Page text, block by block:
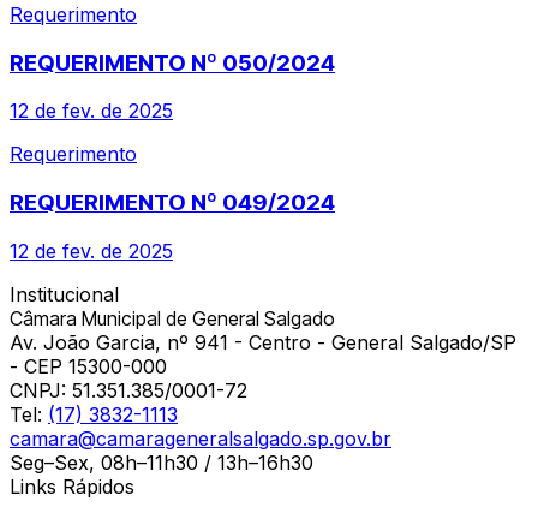
Requerimento
REQUERIMENTO Nº 050/2024
12 de fev. de 2025
Requerimento
REQUERIMENTO Nº 049/2024
12 de fev. de 2025
Institucional
Câmara Municipal de General Salgado
Av. João Garcia, nº 941 - Centro - General Salgado/SP
- CEP 15300-000
CNPJ: 51.351.385/0001-72
Tel: (17) 3832-1113
camara@camarageneralsalgado.sp.gov.br
Seg–Sex, 08h–11h30 / 13h–16h30
Links Rápidos